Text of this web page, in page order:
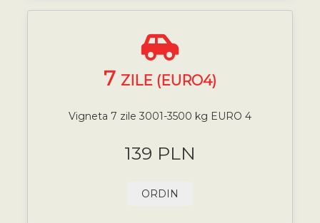
7 ZILE (EURO4)
Vigneta 7 zile 3001-3500 kg EURO 4
139 PLN
ORDIN